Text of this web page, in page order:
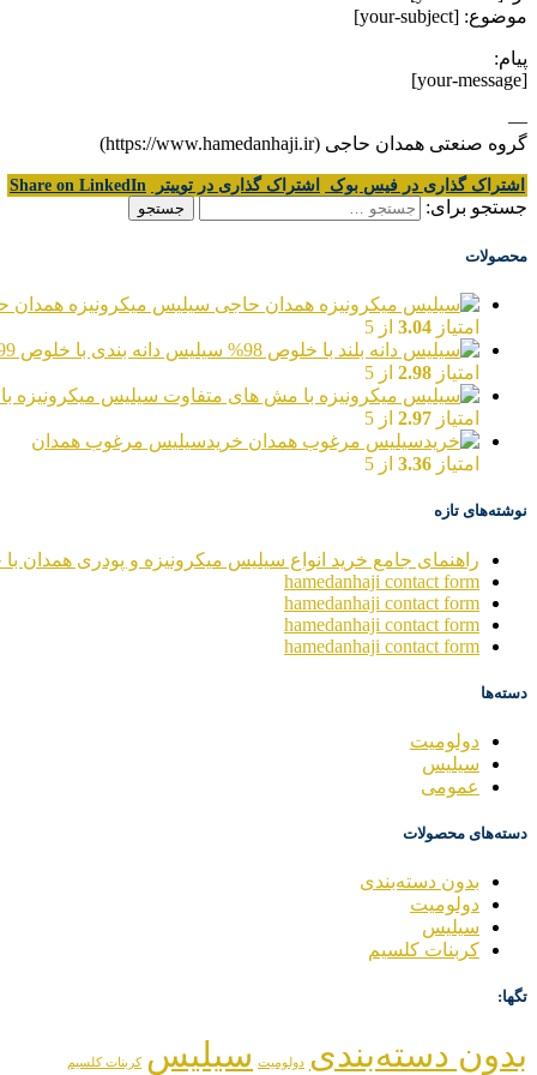
موضوع: [your-subject]
پیام:
[your-message]
—
گروه صنعتی همدان حاجی (https://www.hamedanhaji.ir)
اشتراک گذاری در فیس بوک اشتراک گذاری در توییتر Share on LinkedIn
جستجو برای:
محصولات
سیلیس میکرونیزه همدان
امتیاز 3.04 از 5
سیلیس دانه بندی با خلوص 99%
امتیاز 2.98 از 5
سیلیس میکرونیزه
امتیاز 2.97 از 5
خریدسیلیس مرغوب همدان
امتیاز 3.36 از 5
نوشته‌های تازه
راهنمای جامع خرید انواع سیلیس میکرونیزه و پودری همدان با
hamedanhaji contact form
hamedanhaji contact form
hamedanhaji contact form
hamedanhaji contact form
دسته‌ها
دولومیت
سیلیس
عمومی
دسته‌های محصولات
بدون دسته‌بندی
دولومیت
سیلیس
کربنات کلسیم
تگها:
بدون دسته‌بندی دولومیت سیلیس کربنات کلسیم